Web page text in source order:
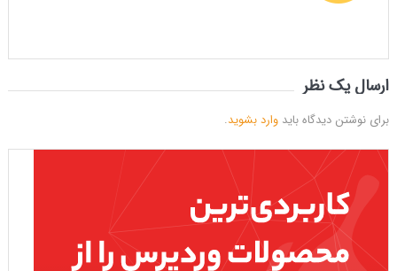
ارسال یک نظر
برای نوشتن دیدگاه باید وارد بشوید.